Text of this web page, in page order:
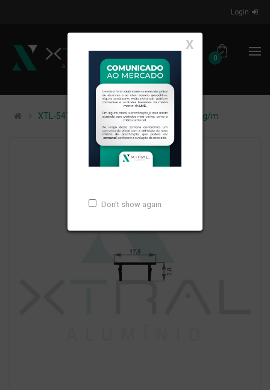
Login
0
X
Don't show again
XTL-547 - (ALK-003) - PESO LINEAR: 0,089kg/m